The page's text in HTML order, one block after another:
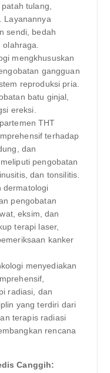
tulang,
Layanannya
sendi, bedah
mengkhususkan
gangguan
reproduksi pria.
batu ginjal,
ereksi.
THT
terhadap
dan
pengobatan
dan tonsilitis.
dermatologi
pengobatan
eksim, dan
terapi laser,
kanker
menyediakan
radiasi, dan
yang terdiri dari
terapis radiasi
rencana
Canggih: